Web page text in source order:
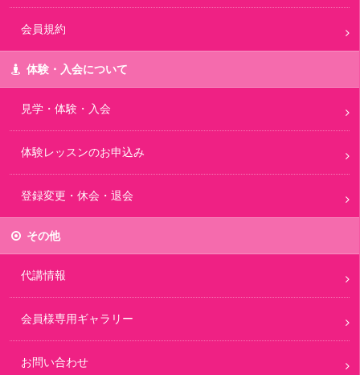
会員規約
体験・入会について
見学・体験・入会
体験レッスンのお申込み
登録変更・休会・退会
その他
代講情報
会員様専用ギャラリー
お問い合わせ